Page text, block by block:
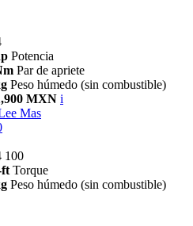
Potencia
Par de apriete
Peso húmedo (sin combustible)
MXN i
Mas
100
ft Torque
Peso húmedo (sin combustible)